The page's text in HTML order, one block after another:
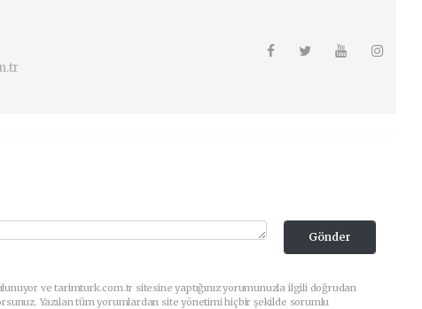
Gönder
ve tarimturk.com.tr sitesine yaptığınız yorumunuzla ilgili doğrudan
Yazılan tüm yorumlardan site yönetimi hiçbir şekilde sorumlu